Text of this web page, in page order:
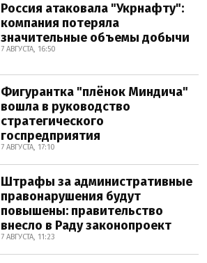
Россия атаковала "Укрнафту":
компания потеряла
значительные объемы добычи
7 АВГУСТА, 16:50
Фигурантка "плёнок Миндича"
вошла в руководство
стратегического
госпредприятия
7 АВГУСТА, 17:10
Штрафы за административные
правонарушения будут
повышены: правительство
внесло в Раду законопроект
7 АВГУСТА, 11:23